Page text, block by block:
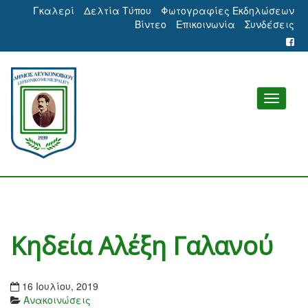
Γκαλερί Δελτία Τύπου
Φωτογραφίες Εκδηλώσεων
Βίντεο
Επικοινωνία Συνδέσεις
Kηδεία Αλέξη Γαλανού
16 Ιουλίου, 2019
Ανακοινώσεις